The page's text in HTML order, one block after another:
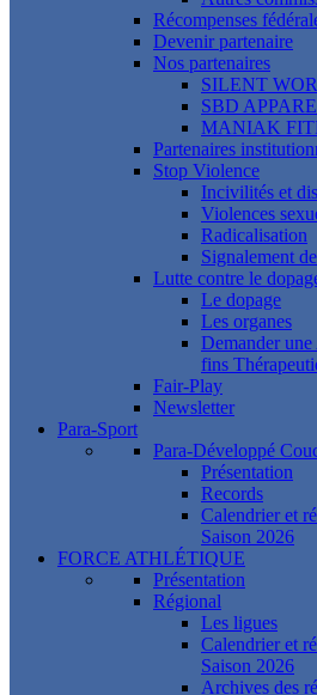
Récompenses
Devenir partenaire
Nos partenaires
SILENT
SBD
MANIAK
Partenaires
Stop Violence
Incivilités et
Violences
Radicalisation
Signalement
Lutte contre le
Le dopage
Les organes
Demander
fins
Fair-Play
Newsletter
Para-Sport
Para-Développé
Présentation
Records
Calendrier et
Saison 2026
FORCE ATHLÉTIQUE
Présentation
Régional
Les ligues
Calendrier et
Saison 2026
Archives des